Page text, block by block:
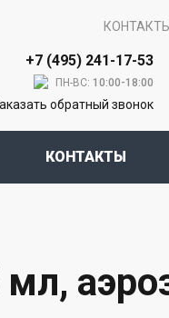
КОНТАКТЫ
+7 (495) 241-17-53
ПН-ВС:10:00-18:00
обратный звонок
КОНТАКТЫ